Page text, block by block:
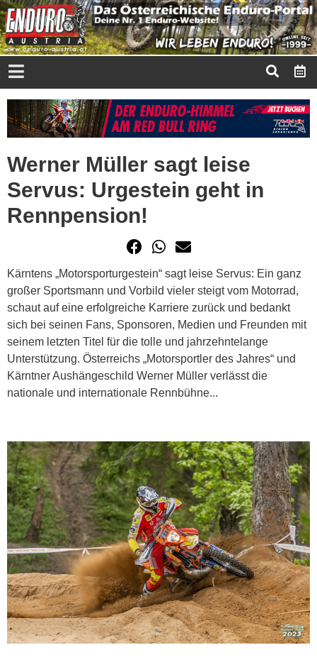
Werner Müller sagt leise
Servus: Urgestein geht in
Rennpension!
Kärntens „Motorsporturgestein“ sagt leise Servus: Ein ganz
großer Sportsmann und Vorbild vieler steigt vom Motorrad,
schaut auf eine erfolgreiche Karriere zurück und bedankt
sich bei seinen Fans, Sponsoren, Medien und Freunden mit
seinem letzten Titel für die tolle und jahrzehntelange
Unterstützung. Österreichs „Motorsportler des Jahres“ und
Kärntner Aushängeschild Werner Müller verlässt die
nationale und internationale Rennbühne...